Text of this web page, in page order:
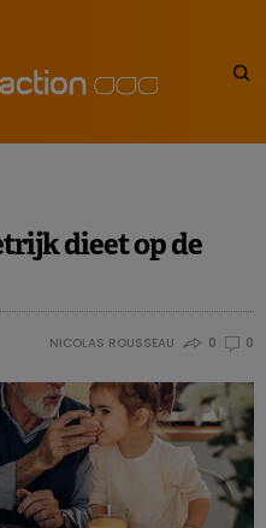
dieet op de
NICOLAS ROUSSEAU 0 0